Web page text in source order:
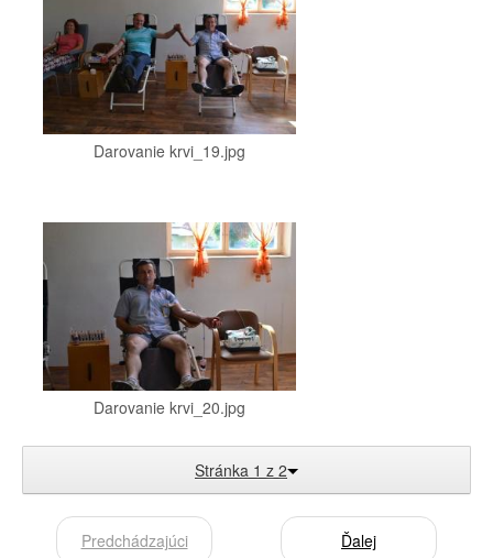
Darovanie krvi_19.jpg
Darovanie krvi_20.jpg
Stránka 1 z 2
Predchádzajúci Ďalej